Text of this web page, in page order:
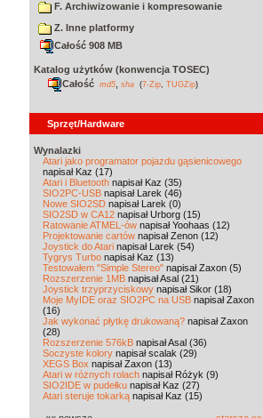
F. Archiwizowanie i kompresowanie
Z. Inne platformy
Całość 908 MB
Katalog użytków (konwencja TOSEC)
Całość md5 sha (7-Zip TUGZip)
Sprzęt/Hardware
Wynalazki
Atari jako programator pojazdu gąsienicowego
napisał Kaz (17)
Atari i Bluetooth napisał Kaz (35)
SIO2PC-USB napisał Larek (46)
Nowe SIO2SD napisał Larek (0)
SIO2SD w CA12 napisał Urborg (15)
Ratowanie ATMEL-ów napisał Yoohaas (12)
Projektowanie cartów napisał Zenon (12)
Joystick do Atari napisał Larek (54)
Tygrys Turbo napisał Kaz (13)
Testowałem "Simple Stereo" napisał Zaxon (5)
Rozszerzenie 1MB napisał Asal (21)
Joystick trzyprzyciskowy napisał Sikor (18)
Moje MyIDE oraz SIO2PC na USB napisał Zaxon
(16)
Jak wykonać płytkę drukowaną? napisał Zaxon
(28)
Rozszerzenie 576kB napisał Asal (36)
Soczyste kolory napisał scalak (29)
XEGS Box napisał Zaxon (13)
Atari w różnych rolach napisał Różyk (9)
SIO2IDE w pudełku napisał Kaz (27)
Atari steruje tokarką napisał Kaz (15)